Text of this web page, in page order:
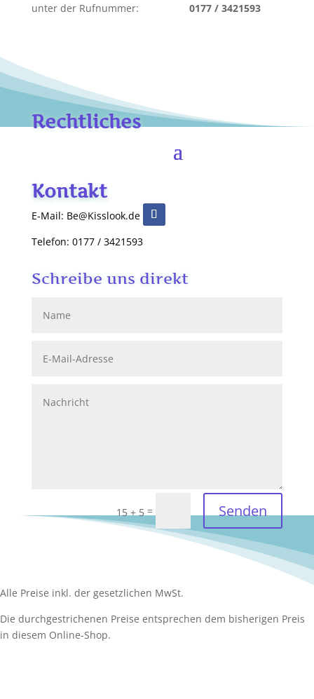
unter der Rufnummer: 0177 / 3421593
Rechtliches
Kontakt
E-Mail: Be@Kisslook.de
Telefon: 0177 / 3421593
Schreibe uns direkt
15 + 5 = Senden
Alle Preise inkl. der gesetzlichen MwSt.
Die durchgestrichenen Preise entsprechen dem bisherigen Preis
in diesem Online-Shop.